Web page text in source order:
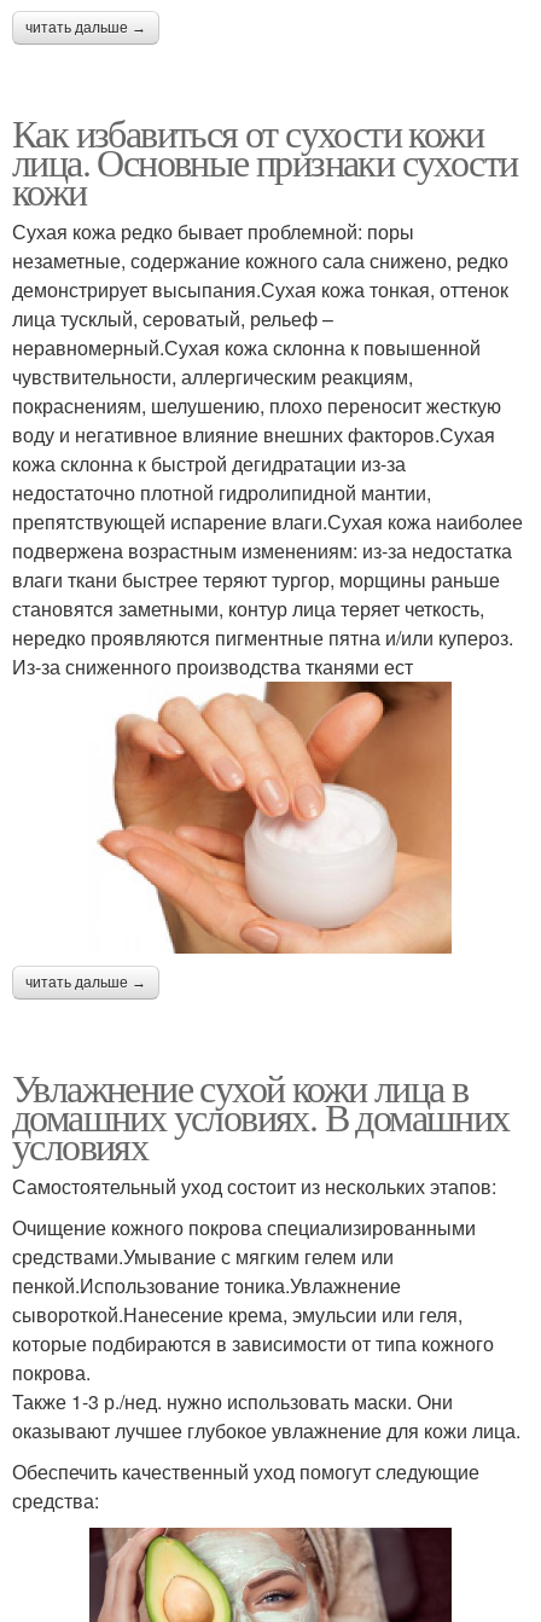
читать дальше →
Как избавиться от сухости кожи
лица. Основные признаки сухости
кожи
Сухая кожа редко бывает проблемной: поры
незаметные, содержание кожного сала снижено, редко
демонстрирует высыпания.Сухая кожа тонкая, оттенок
лица тусклый, сероватый, рельеф –
неравномерный.Сухая кожа склонна к повышенной
чувствительности, аллергическим реакциям,
покраснениям, шелушению, плохо переносит жесткую
воду и негативное влияние внешних факторов.Сухая
кожа склонна к быстрой дегидратации из-за
недостаточно плотной гидролипидной мантии,
препятствующей испарение влаги.Сухая кожа наиболее
подвержена возрастным изменениям: из-за недостатка
влаги ткани быстрее теряют тургор, морщины раньше
становятся заметными, контур лица теряет четкость,
нередко проявляются пигментные пятна и/или купероз.
Из-за сниженного производства тканями ест
читать дальше →
Увлажнение сухой кожи лица в
домашних условиях. В домашних
условиях
Самостоятельный уход состоит из нескольких этапов:
Очищение кожного покрова специализированными
средствами.Умывание с мягким гелем или
пенкой.Использование тоника.Увлажнение
сывороткой.Нанесение крема, эмульсии или геля,
которые подбираются в зависимости от типа кожного
покрова.
Также 1-3 р./нед. нужно использовать маски. Они
оказывают лучшее глубокое увлажнение для кожи лица.
Обеспечить качественный уход помогут следующие
средства: